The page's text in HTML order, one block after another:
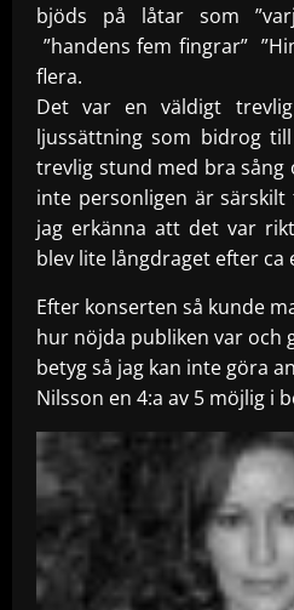
bjöds på låtar som
”handens fem fingrar”
flera.
Det var en väldigt
ljussättning som bidrog
trevlig stund med bra sång
inte personligen är
jag erkänna att det var
blev lite långdraget efter ca
Efter konserten så kunde
hur nöjda publiken var och
betyg så jag kan inte göra
Nilsson en 4:a av 5 möjlig i